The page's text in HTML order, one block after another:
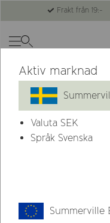
Frakt från 19:-
-28%
Aktiv marknad
Valuta SEK
Språk Svenska
Summerville